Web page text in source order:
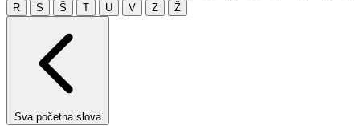
R
S Š T U V Z Ž
Sva početna slova